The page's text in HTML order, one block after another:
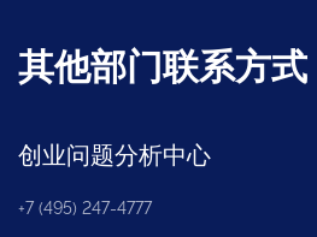
其他部门联系方式
创业问题分析中心
+7 (495) 247-4777